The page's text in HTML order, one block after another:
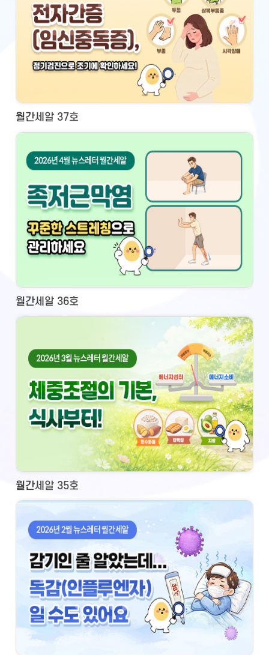
월간세알 37호
월간세알 36호
월간세알 35호